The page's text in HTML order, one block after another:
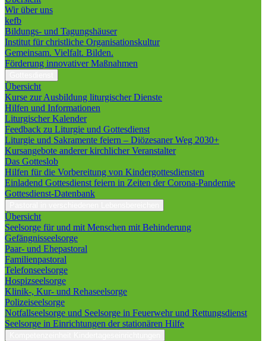
Wir über uns
kefb
Bildungs- und Tagungshäuser
Institut für christliche Organisationskultur
Gemeinsam. Vielfalt. Bilden.
Förderung innovativer Maßnahmen
Übersicht
Kurse zur Ausbildung liturgischer Dienste
Hilfen und Informationen
Liturgischer Kalender
Feedback zu Liturgie und Gottesdienst
Liturgie und Sakramente feiern – Diözesaner Weg 2030+
Kursangebote anderer kirchlicher Veranstalter
Das Gotteslob
Hilfen für die Vorbereitung von Kindergottesdiensten
Einladend Gottesdienst feiern in Zeiten der Corona-Pandemie
Gottesdienst-Datenbank
Übersicht
Seelsorge für und mit Menschen mit Behinderung
Gefängnisseelsorge
Paar- und Ehepastoral
Familienpastoral
Telefonseelsorge
Hospizseelsorge
Klinik-, Kur- und Rehaseelsorge
Polizeiseelsorge
Notfallseelsorge und Seelsorge in Feuerwehr und Rettungsdienst
Seelsorge in Einrichtungen der stationären Hilfe